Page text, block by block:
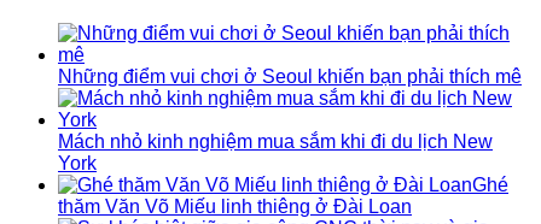
Những điểm vui chơi ở Seoul khiến bạn phải thích mê
Mách nhỏ kinh nghiệm mua sắm khi đi du lịch New
York
Ghé
thăm Văn Võ Miếu linh thiêng ở Đài Loan